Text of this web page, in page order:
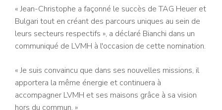
« Jean-Christophe a façonné le succès de TAG Heuer et
Bulgari tout en créant des parcours uniques au sein de
leurs secteurs respectifs », a déclaré Bianchi dans un
communiqué de LVMH à l'occasion de cette nomination.
« Je suis convaincu que dans ses nouvelles missions, il
apportera la même énergie et continuera à
accompagner LVMH et ses maisons grâce à sa vision
hors du commun. »